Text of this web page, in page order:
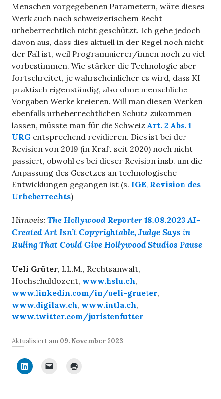
Menschen vorgegebenen Parametern, wäre dieses
Werk auch nach schweizerischem Recht
urheberrechtlich nicht geschützt. Ich gehe jedoch
davon aus, dass dies aktuell in der Regel noch nicht
der Fall ist, weil Programmierer/innen noch zu viel
vorbestimmen. Wie stärker die Technologie aber
fortschreitet, je wahrscheinlicher es wird, dass KI
praktisch eigenständig, also ohne menschliche
Vorgaben Werke kreieren. Will man diesen Werken
ebenfalls urheberrechtlichen Schutz zukommen
lassen, müsste man für die Schweiz Art. 2 Abs. 1
URG entsprechend revidieren. Dies ist bei der
Revision von 2019 (in Kraft seit 2020) noch nicht
passiert, obwohl es bei dieser Revision insb. um die
Anpassung des Gesetzes an technologische
Entwicklungen gegangen ist (s. IGE, Revision des
Urheberrechts).
Hinweis: The Hollywood Reporter 18.08.2023 AI-
Created Art Isn’t Copyrightable, Judge Says in
Ruling That Could Give Hollywood Studios Pause
Ueli Grüter, LL.M., Rechtsanwalt,
Hochschuldozent, www.hslu.ch,
www.linkedin.com/in/ueli-grueter,
www.digilaw.ch, www.intla.ch,
www.twitter.com/juristenfutter
Aktualisiert am 09. November 2023